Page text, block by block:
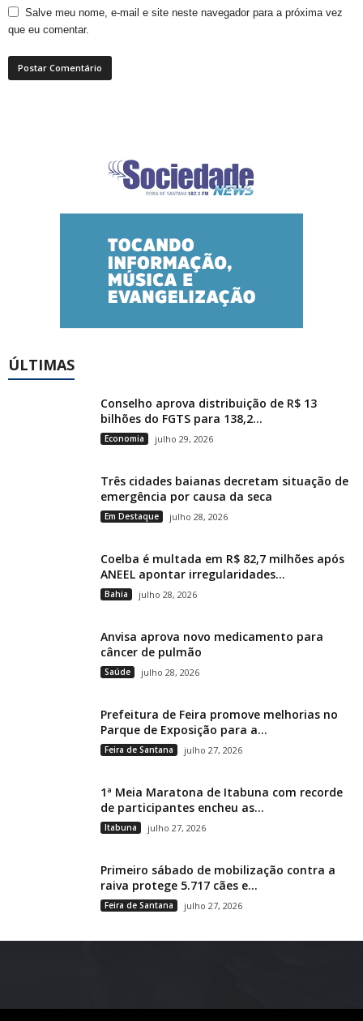
Salve meu nome, e-mail e site neste navegador para a próxima vez
que eu comentar.
ÚLTIMAS
Conselho aprova distribuição de R$ 13
bilhões do FGTS para 138,2...
Economia julho 29, 2026
Três cidades baianas decretam situação de
emergência por causa da seca
Em Destaque julho 28, 2026
Coelba é multada em R$ 82,7 milhões após
ANEEL apontar irregularidades...
Bahia julho 28, 2026
Anvisa aprova novo medicamento para
câncer de pulmão
Saúde julho 28, 2026
Prefeitura de Feira promove melhorias no
Parque de Exposição para a...
Feira de Santana julho 27, 2026
1ª Meia Maratona de Itabuna com recorde
de participantes encheu as...
Itabuna julho 27, 2026
Primeiro sábado de mobilização contra a
raiva protege 5.717 cães e...
Feira de Santana julho 27, 2026